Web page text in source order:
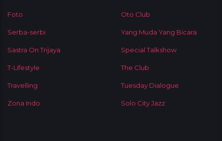
Foto Oto Club
Serba-serbi Yang Muda Yang Bicara
Sastra On Trijaya Special Talkshow
T-Lifestyle The Club
Travelling Tuesday Dialogue
Zona Indo Solo City Jazz